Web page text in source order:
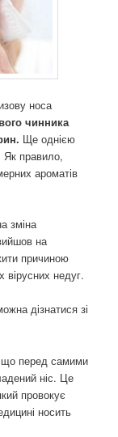
носа
чинника
Ще однією
правило,
ароматів
зміна
на
причиною
вірусних недуг.
дізнатися зі
що перед самими
ніс. Це
провокує
носить